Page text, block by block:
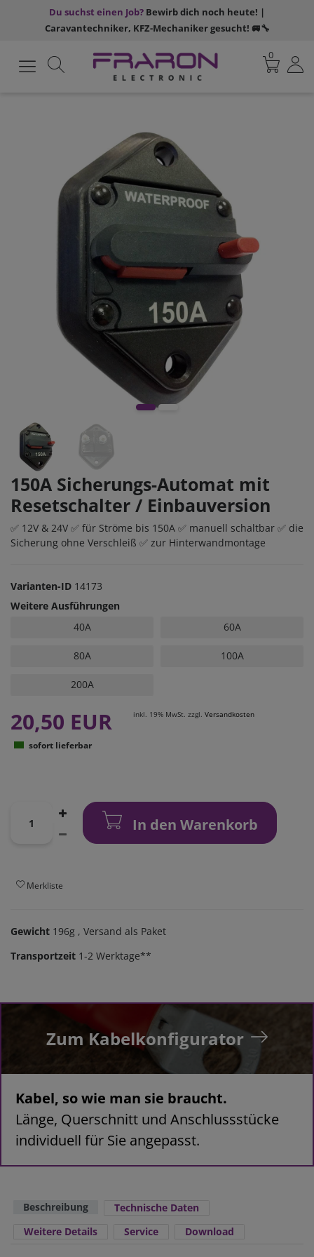
Du suchst einen Job? Bewirb dich noch heute! |
Caravantechniker, KFZ-Mechaniker gesucht! 🚐🔧
0
150A Sicherungs-Automat mit
Resetschalter / Einbauversion
✅ 12V & 24V ✅ für Ströme bis 150A ✅ manuell schaltbar ✅ die
Sicherung ohne Verschleiß ✅ zur Hinterwandmontage
Varianten-ID 14173
Weitere Ausführungen
40A
60A
80A 100A
200A
20,50 EUR inkl. 19% MwSt. zzgl. Versandkosten
sofort lieferbar
In den Warenkorb
Merkliste
Gewicht 196g , Versand als Paket
Transportzeit 1-2 Werktage**
Zum Kabelkonfigurator
Kabel, so wie man sie braucht.
Länge, Querschnitt und Anschlussstücke
individuell für Sie angepasst.
Beschreibung
Technische Daten
Weitere Details
Service Download